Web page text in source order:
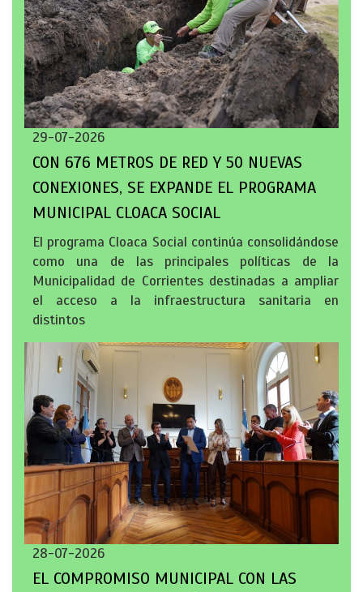
29-07-2026
CON 676 METROS DE RED Y 50 NUEVAS
CONEXIONES, SE EXPANDE EL PROGRAMA
MUNICIPAL CLOACA SOCIAL
El programa Cloaca Social continúa consolidándose
como una de las principales políticas de la
Municipalidad de Corrientes destinadas a ampliar
el acceso a la infraestructura sanitaria en
distintos
28-07-2026
EL COMPROMISO MUNICIPAL CON LAS